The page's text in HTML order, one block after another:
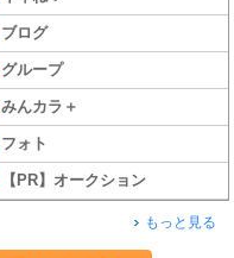
ブログ
グループ
みんカラ＋
フォト
【PR】オークション
もっと見る